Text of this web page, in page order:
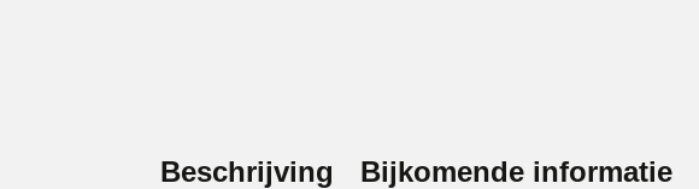
Beschrijving Bijkomende informatie